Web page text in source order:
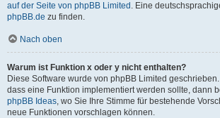
auf der Seite von phpBB Limited . Eine
phpBB.de zu finden.
Nach oben
Warum ist Funktion x oder y nicht enthalten?
Diese Software wurde von phpBB Limited
dass eine Funktion implementiert werden sollte, dann
phpBB Ideas, wo Sie Ihre Stimme für bestehende
neue Funktionen vorschlagen können.